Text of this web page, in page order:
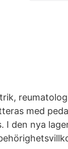
med
I den nya